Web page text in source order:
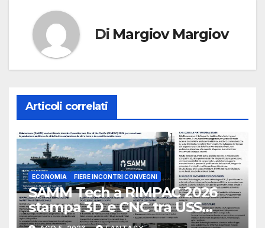
Di Margiov Margiov
Articoli correlati
ECONOMIA FIERE INCONTRI CONVEGNI
SAMM Tech a RIMPAC 2026
stampa 3D e CNC tra USS
Essex e Schofield Barracks